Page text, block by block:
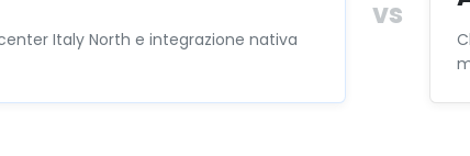
Italy North e integrazione nativa
vs